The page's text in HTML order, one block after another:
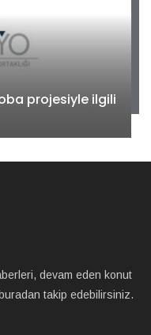
projesiyle ilgili
devam eden konut
takip edebilirsiniz.